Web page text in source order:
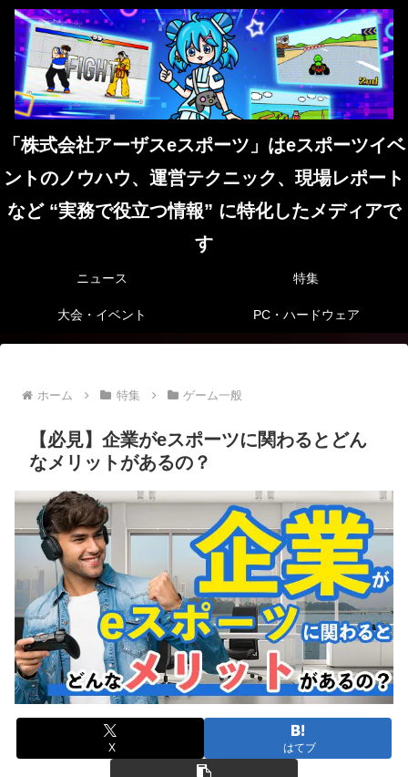
「株式会社アーザスeスポーツ」はeスポーツイベ
ントのノウハウ、運営テクニック、現場レポート
など “実務で役立つ情報” に特化したメディアで
す
ニュース 特集
大会・イベント PC・ハードウェア
ホーム 特集 ゲーム一般
【必見】企業がeスポーツに関わるとどん
なメリットがあるの？
X はてブ